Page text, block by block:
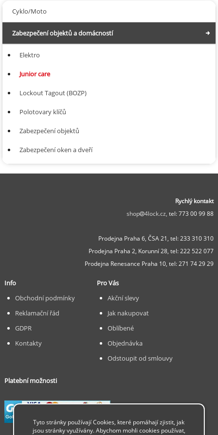
Cyklo/Moto
Zabezpečení objektů a domácností
Elektro
Junior care
Lockout Tagout (BOZP)
Polotovary klíčů
Zabezpečení objektů
Zabezpečení oken a dveří
Rychlý kontakt
shop
4lock.cz, tel: 773 00 99 88
Prodejna Praha 6, ČSA 21, tel: 233 310 310
Prodejna Praha 2, Korunní 28, tel: 222 522 077
Prodejna Renesance Praha 10, tel: 271 74 29 29
Info
Obchodní podmínky
Reklamační řád
GDPR
Kontakty
Pro Vás
Akční slevy
Jak nakupovat
Oblíbené
Objednávka
Odstoupit od smlouvy
Platební možnosti
Tyto stránky používají Cookies, které pomáhají zjistit, jak
jsou stránky využívány. Abychom mohli cookies používat,